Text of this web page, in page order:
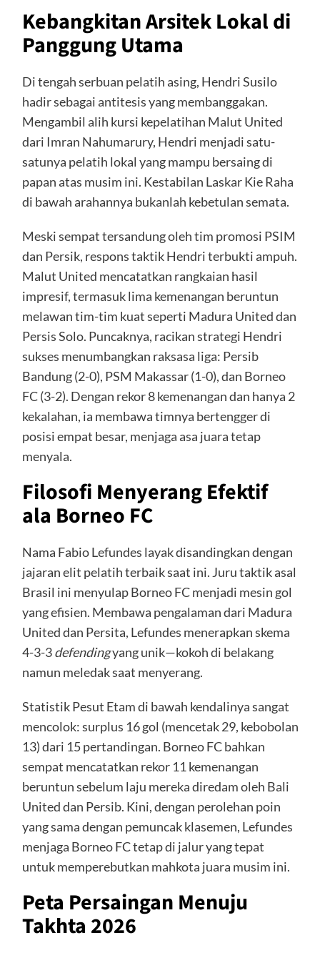
Kebangkitan Arsitek Lokal di
Panggung Utama
Di tengah serbuan pelatih asing, Hendri Susilo
hadir sebagai antitesis yang membanggakan.
Mengambil alih kursi kepelatihan Malut United
dari Imran Nahumarury, Hendri menjadi satu-
satunya pelatih lokal yang mampu bersaing di
papan atas musim ini. Kestabilan Laskar Kie Raha
di bawah arahannya bukanlah kebetulan semata.
Meski sempat tersandung oleh tim promosi PSIM
dan Persik, respons taktik Hendri terbukti ampuh.
Malut United mencatatkan rangkaian hasil
impresif, termasuk lima kemenangan beruntun
melawan tim-tim kuat seperti Madura United dan
Persis Solo. Puncaknya, racikan strategi Hendri
sukses menumbangkan raksasa liga: Persib
Bandung (2-0), PSM Makassar (1-0), dan Borneo
FC (3-2). Dengan rekor 8 kemenangan dan hanya 2
kekalahan, ia membawa timnya bertengger di
posisi empat besar, menjaga asa juara tetap
menyala.
Filosofi Menyerang Efektif
ala Borneo FC
Nama Fabio Lefundes layak disandingkan dengan
jajaran elit pelatih terbaik saat ini. Juru taktik asal
Brasil ini menyulap Borneo FC menjadi mesin gol
yang efisien. Membawa pengalaman dari Madura
United dan Persita, Lefundes menerapkan skema
4-3-3defendingyang unik—kokoh di belakang
namun meledak saat menyerang.
Statistik Pesut Etam di bawah kendalinya sangat
mencolok: surplus 16 gol (mencetak 29, kebobolan
13) dari 15 pertandingan. Borneo FC bahkan
sempat mencatatkan rekor 11 kemenangan
beruntun sebelum laju mereka diredam oleh Bali
United dan Persib. Kini, dengan perolehan poin
yang sama dengan pemuncak klasemen, Lefundes
menjaga Borneo FC tetap di jalur yang tepat
untuk memperebutkan mahkota juara musim ini.
Peta Persaingan Menuju
Takhta 2026